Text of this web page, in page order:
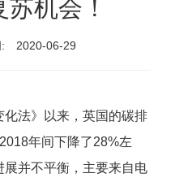
机会！
2020-06-29
法》以来，英国的碳排
年间下降了28%左
并不平衡，主要来自电